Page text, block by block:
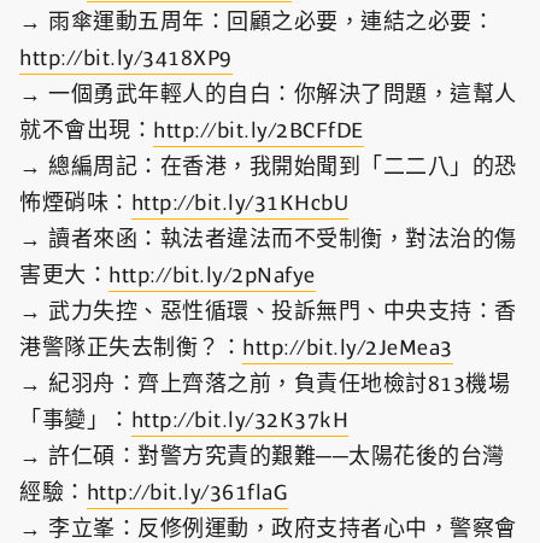
→ 雨傘運動五周年：回顧之必要，連結之必要：
http://bit.ly/3418XP9
→ 一個勇武年輕人的自白：你解決了問題，這幫人
就不會出現： http://bit.ly/2BCFfDE
→ 總編周記：在香港，我開始聞到「二二八」的恐
怖煙硝味： http://bit.ly/31KHcbU
→ 讀者來函：執法者違法而不受制衡，對法治的傷
害更大： http://bit.ly/2pNafye
→ 武力失控、惡性循環、投訴無門、中央支持：香
港警隊正失去制衡？： http://bit.ly/2JeMea3
→ 紀羽舟：齊上齊落之前，負責任地檢討813機場
「事變」： http://bit.ly/32K37kH
→ 許仁碩：對警方究責的艱難──太陽花後的台灣
經驗： http://bit.ly/361flaG
→ 李立峯：反修例運動，政府支持者心中，警察會